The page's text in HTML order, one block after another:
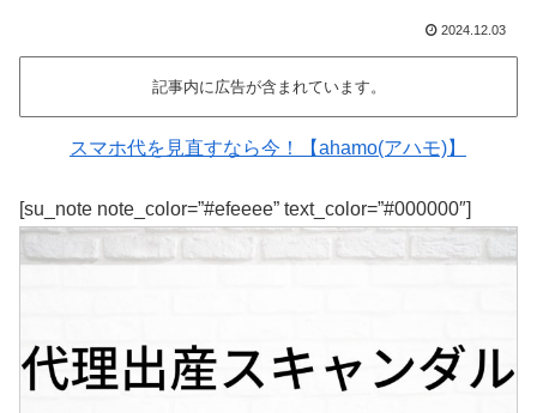
2024.12.03
記事内に広告が含まれています。
スマホ代を見直すなら今！【ahamo(アハモ)】
[su_note note_color=”#efeeee” text_color=”#000000″]